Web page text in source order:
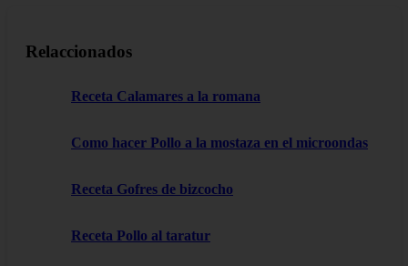
Relaccionados
Receta Calamares a la romana
Como hacer Pollo a la mostaza en el microondas
Receta Gofres de bizcocho
Receta Pollo al taratur